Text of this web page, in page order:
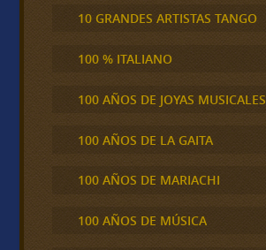
10 GRANDES ARTISTAS TANGO
100 % ITALIANO
100 AÑOS DE JOYAS MUSICALES
100 AÑOS DE LA GAITA
100 AÑOS DE MARIACHI
100 AÑOS DE MÚSICA